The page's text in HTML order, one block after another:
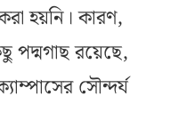
হয়নি। কারণ,
পদ্মগাছ রয়েছে,
সৌন্দর্য